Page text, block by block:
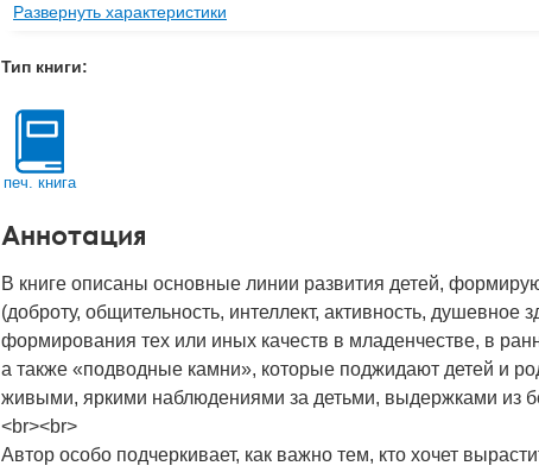
Формат книги
140x207x18 мм
Кол-во стр
Год
Код
Развернуть характеристики
Тип книги:
печ. книга
Аннотация
В книге описаны основные линии развития детей,
(доброту, общительность, интеллект, активность,
формирования тех или иных качеств в младенчестве, в
а также «подводные камни», которые поджидают детей и
живыми, яркими наблюдениями за детьми, выдержками из
<br><br>
Автор особо подчеркивает, как важно тем, кто хочет